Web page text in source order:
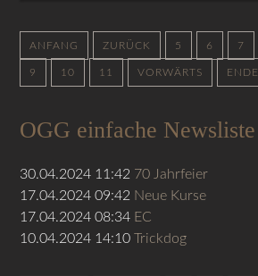
ANFANG ZURÜCK 5 6 7
9 10 11 VORWÄRTS ENDE
OGG einfache Newsliste
30.04.2024 11:42 70 Jahrfeier
17.04.2024 09:42 Neue Kurse
17.04.2024 08:34 EC
10.04.2024 14:10 Trickdog